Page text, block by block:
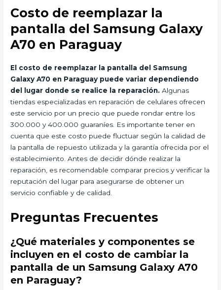
Costo de reemplazar la
pantalla del Samsung Galaxy
A70 en Paraguay
El costo de reemplazar la pantalla del Samsung
Galaxy A70 en Paraguay puede variar dependiendo
del lugar donde se realice la reparación. Algunas
tiendas especializadas en reparación de celulares ofrecen
este servicio por un precio que puede rondar entre los
300.000 y 400.000 guaraníes. Es importante tener en
cuenta que este costo puede fluctuar según la calidad de
la pantalla de repuesto utilizada y la garantía ofrecida por el
establecimiento. Antes de decidir dónde realizar la
reparación, es recomendable comparar precios y verificar la
reputación del lugar para asegurarse de obtener un
servicio confiable y de calidad.
Preguntas Frecuentes
¿Qué materiales y componentes se
incluyen en el costo de cambiar la
pantalla de un Samsung Galaxy A70
en Paraguay?